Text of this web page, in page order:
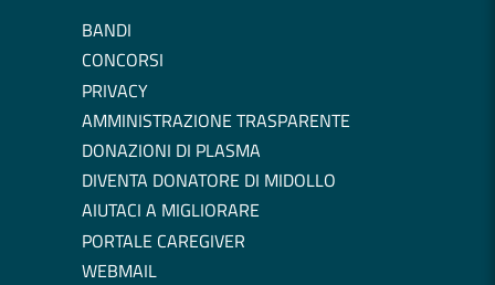
BANDI
CONCORSI
PRIVACY
AMMINISTRAZIONE TRASPARENTE
DONAZIONI DI PLASMA
DIVENTA DONATORE DI MIDOLLO
AIUTACI A MIGLIORARE
PORTALE CAREGIVER
WEBMAIL